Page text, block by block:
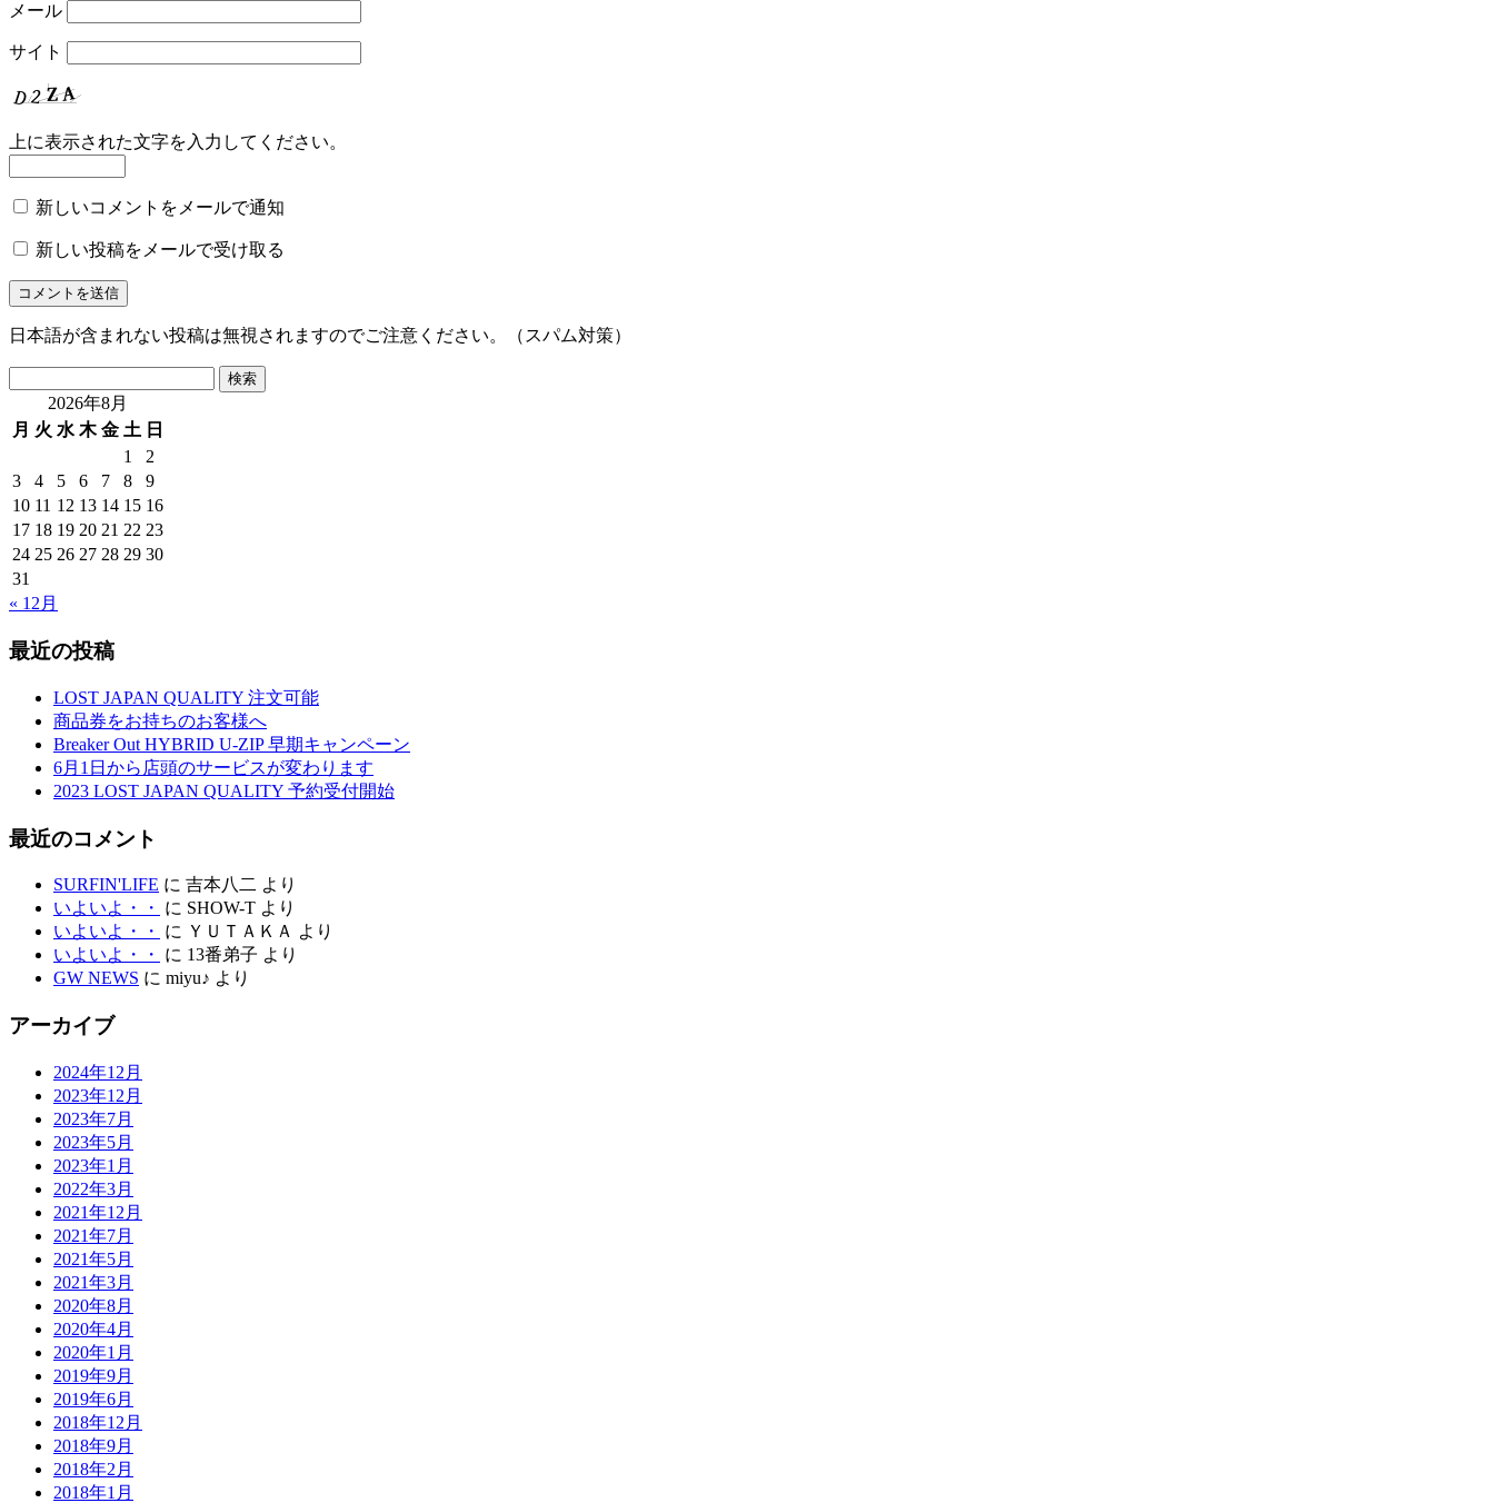
メール
サイト
上に表示された文字を入力してください。
新しいコメントをメールで通知
新しい投稿をメールで受け取る
日本語が含まれない投稿は無視されますのでご注意ください。（スパム対策）
2026年8月
月 火 水 木 金 土 日
1
2
3
4 5 6 7 8
9
10 11 12 13 14 15 16
17 18 19 20 21 22 23
24 25 26 27 28 29 30
31
« 12月
最近の投稿
LOST JAPAN QUALITY 注文可能
商品券をお持ちのお客様へ
Breaker Out HYBRID U-ZIP 早期キャンペーン
6月1日から店頭のサービスが変わります
2023 LOST JAPAN QUALITY 予約受付開始
最近のコメント
SURFIN'LIFE に 吉本八二 より
いよいよ・・
に SHOW-T より
いよいよ・・
に ＹＵＴＡＫＡ より
いよいよ・・
に 13番弟子 より
GW NEWS に miyu♪ より
アーカイブ
2024年12月
2023年12月
2023年7月
2023年5月
2023年1月
2022年3月
2021年12月
2021年7月
2021年5月
2021年3月
2020年8月
2020年4月
2020年1月
2019年9月
2019年6月
2018年12月
2018年9月
2018年2月
2018年1月